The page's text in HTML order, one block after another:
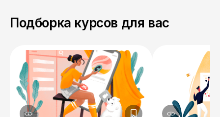
Подборка курсов для вас